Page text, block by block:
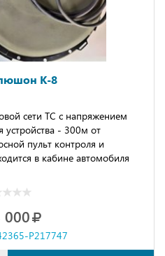
К-8
сети ТС с напряжением
устройства - 300м от
пульт контроля и
в кабине автомобиля
000
P217747